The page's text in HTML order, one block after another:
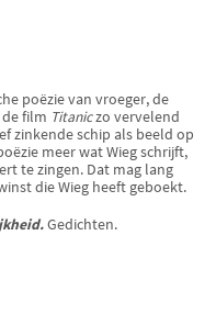
poëzie van vroeger, de
film Titaniczo vervelend
zinkende schip als beeld op
meer wat Wieg schrijft,
te zingen. Dat mag lang
die Wieg heeft geboekt.
Gedichten.